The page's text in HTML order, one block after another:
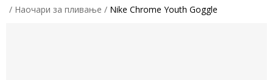
Наочари за пливање
Nike Chrome Youth Goggle